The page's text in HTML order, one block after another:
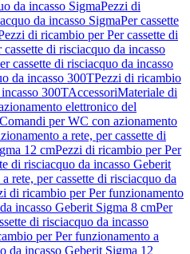
da incasso SigmaPezzi di
da incasso SigmaPer cassette
di ricambio per Per cassette di
cassette di risciacquo da incasso
cassette di risciacquo da incasso
da incasso 300TPezzi di ricambio
300TAccessoriMateriale di
elettronico del
per WC con azionamento
a rete, per cassette di
12 cmPezzi di ricambio per Per
di risciacquo da incasso Geberit
rete, per cassette di risciacquo da
di ricambio per Per funzionamento
incasso Geberit Sigma 8 cmPer
di risciacquo da incasso
per Per funzionamento a
da incasso Geberit Sigma 12